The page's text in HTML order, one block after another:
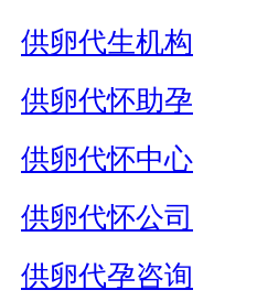
供卵代生机构
供卵代怀助孕
供卵代怀中心
供卵代怀公司
供卵代孕咨询